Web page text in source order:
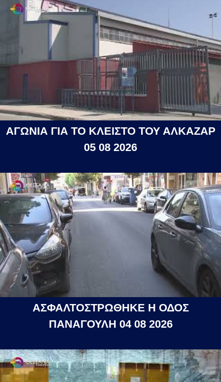
ΑΓΩΝΙΑ ΓΙΑ ΤΟ ΚΛΕΙΣΤΟ ΤΟΥ ΑΛΚΑΖΑΡ
05 08 2026
ΑΣΦΑΛΤΟΣΤΡΩΘΗΚΕ Η ΟΔΟΣ
ΠΑΝΑΓΟΥΛΗ 04 08 2026